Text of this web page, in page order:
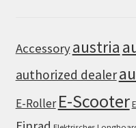
Accessoryaustria
authorized dealer
E-Roller E-Scooter